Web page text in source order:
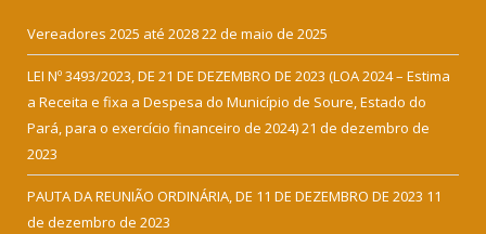
Vereadores 2025 até 202822 de maio de 2025
LEI Nº 3493/2023, DE 21 DE DEZEMBRO DE 2023 (LOA 2024 – Estima
a Receita e fixa a Despesa do Município de Soure, Estado do
Pará, para o exercício financeiro de 2024)21 de dezembro de
2023
PAUTA DA REUNIÃO ORDINÁRIA, DE 11 DE DEZEMBRO DE 2023 11
de dezembro de 2023